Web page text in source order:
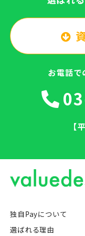
お電話で
【
独自Payについて
選ばれる理由